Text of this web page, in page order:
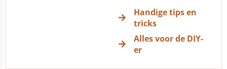
Handige tips en
tricks
Alles voor de DIY-
er